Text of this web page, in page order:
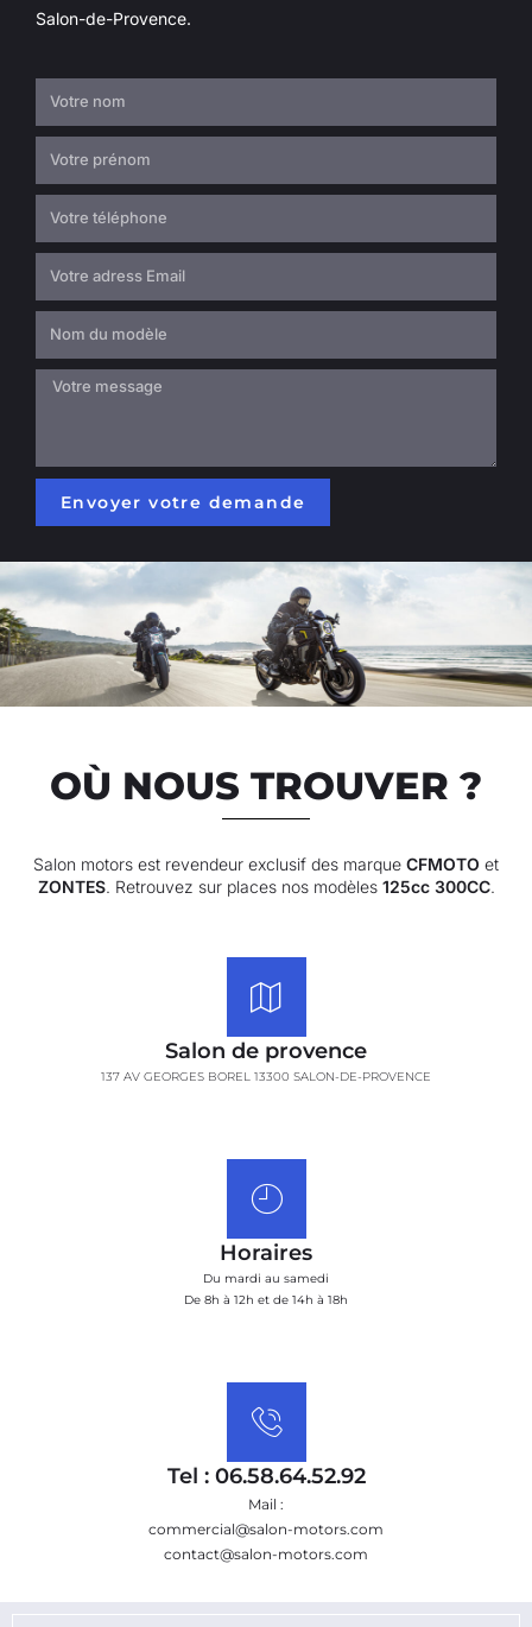
Salon-de-Provence.
Envoyer votre demande
OÙ NOUS TROUVER ?
Salon motors est revendeur exclusif des marque CFMOTO et
ZONTES. Retrouvez sur places nos modèles 125cc 300CC.
Salon de provence
137 AV GEORGES BOREL 13300 SALON-DE-PROVENCE
Horaires
Du mardi au samedi
De 8h à 12h et de 14h à 18h
Tel : 06.58.64.52.92
Mail :
commercial@salon-motors.com
contact@salon-motors.com